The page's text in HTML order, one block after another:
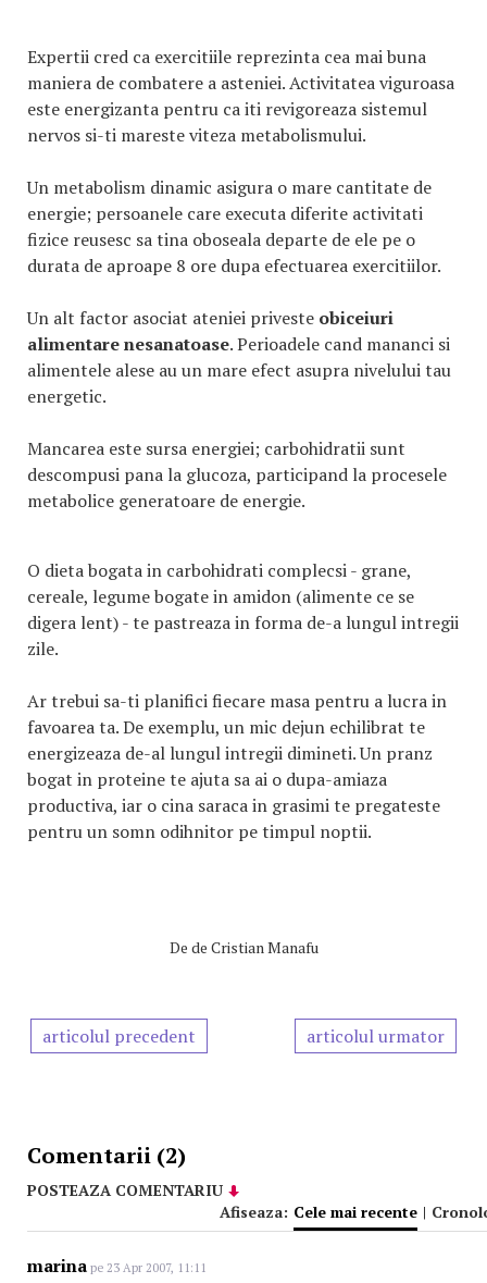
Expertii cred ca exercitiile reprezinta cea mai buna
maniera de combatere a asteniei. Activitatea viguroasa
este energizanta pentru ca iti revigoreaza sistemul
nervos si-ti mareste viteza metabolismului.
Un metabolism dinamic asigura o mare cantitate de
energie; persoanele care executa diferite activitati
fizice reusesc sa tina oboseala departe de ele pe o
durata de aproape 8 ore dupa efectuarea exercitiilor.
Un alt factor asociat ateniei priveste obiceiuri
alimentare nesanatoase. Perioadele cand mananci si
alimentele alese au un mare efect asupra nivelului tau
energetic.
Mancarea este sursa energiei; carbohidratii sunt
descompusi pana la glucoza, participand la procesele
metabolice generatoare de energie.
O dieta bogata in carbohidrati complecsi - grane,
cereale, legume bogate in amidon (alimente ce se
digera lent) - te pastreaza in forma de-a lungul intregii
zile.
Ar trebui sa-ti planifici fiecare masa pentru a lucra in
favoarea ta. De exemplu, un mic dejun echilibrat te
energizeaza de-al lungul intregii dimineti. Un pranz
bogat in proteine te ajuta sa ai o dupa-amiaza
productiva, iar o cina saraca in grasimi te pregateste
pentru un somn odihnitor pe timpul noptii.
De de Cristian Manafu
articolul precedent articolul urmator
Comentarii (2)
POSTEAZA COMENTARIU
Afiseaza: Cele mai recente |
marina pe 23 Apr 2007, 11:11